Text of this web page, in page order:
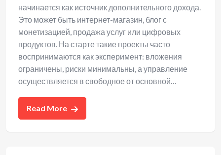
начинается как источник дополнительного дохода.
Это может быть интернет-магазин, блог с
монетизацией, продажа услуг или цифровых
продуктов. На старте такие проекты часто
воспринимаются как эксперимент: вложения
ограничены, риски минимальны, а управление
осуществляется в свободное от основной…
Read More